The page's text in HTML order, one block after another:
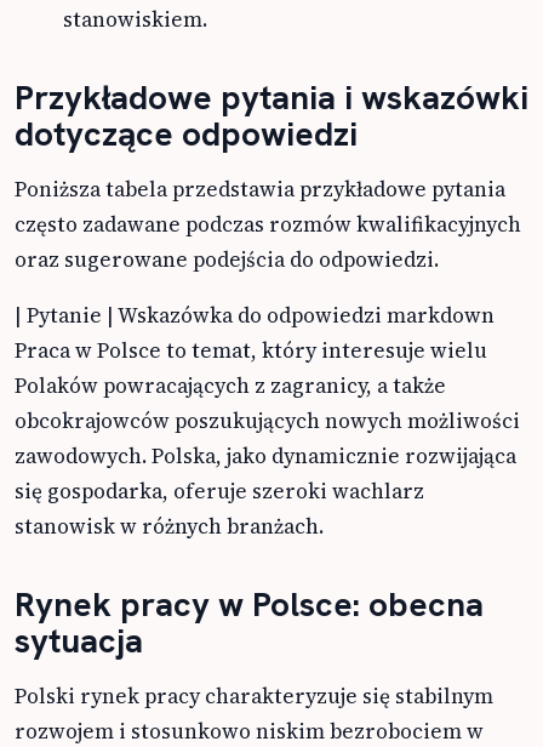
stanowiskiem.
Przykładowe pytania i wskazówki
dotyczące odpowiedzi
Poniższa tabela przedstawia przykładowe pytania
często zadawane podczas rozmów kwalifikacyjnych
oraz sugerowane podejścia do odpowiedzi.
| Pytanie | Wskazówka do odpowiedzi
Praca w Polsce to temat, który interesuje wielu
Polaków powracających z zagranicy, a także
obcokrajowców poszukujących nowych możliwości
zawodowych. Polska, jako dynamicznie rozwijająca
się gospodarka, oferuje szeroki wachlarz
stanowisk w różnych branżach.
Rynek pracy w Polsce: obecna
sytuacja
Polski rynek pracy charakteryzuje się stabilnym
rozwojem i stosunkowo niskim bezrobociem w